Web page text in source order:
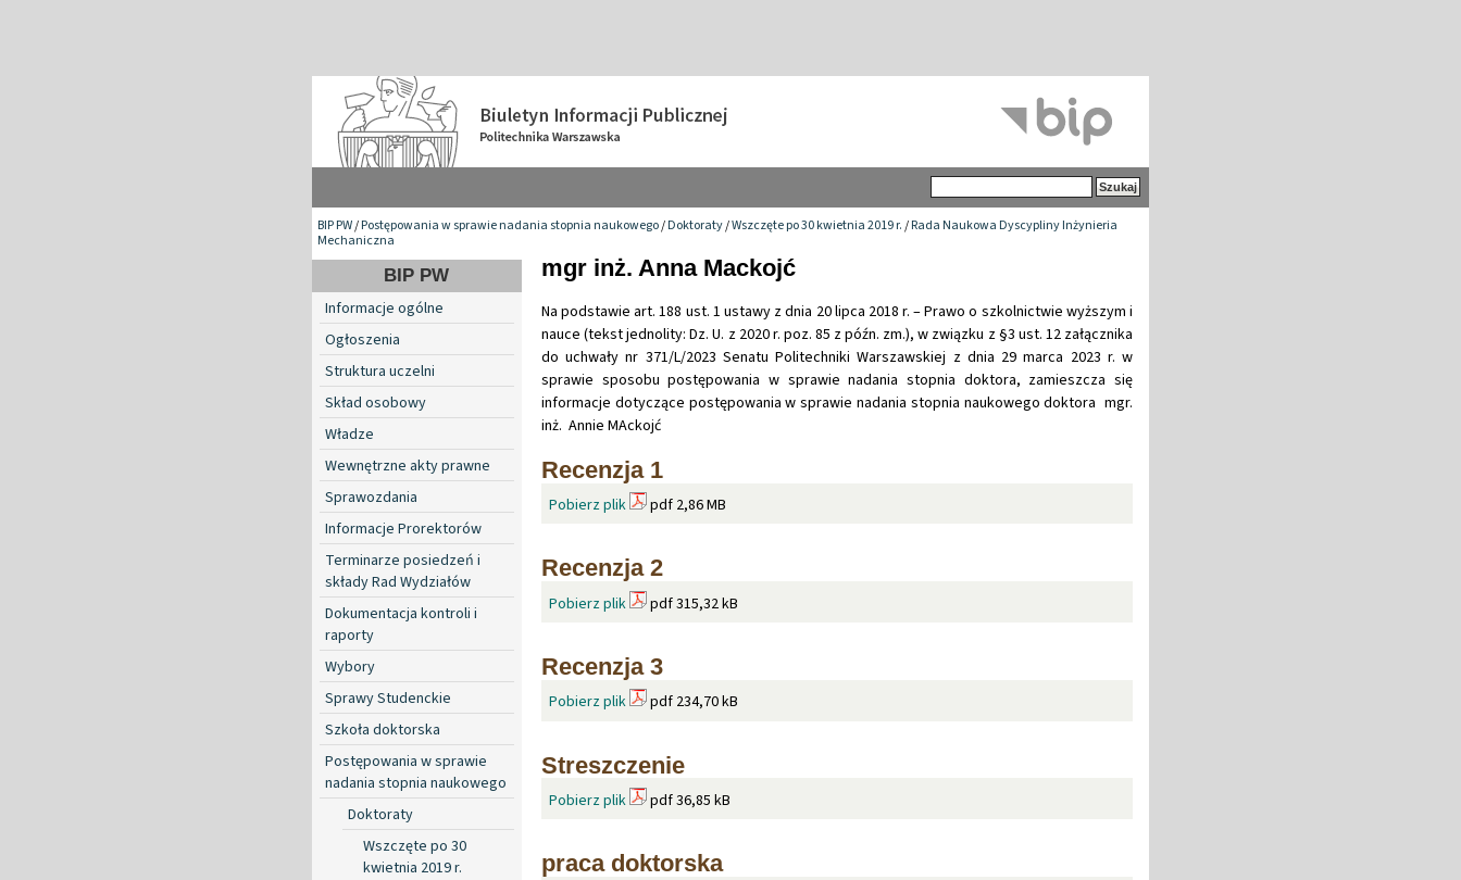
BIP PW/Postępowania w sprawie nadania stopnia naukowego/Doktoraty/Wszczęte po 30 kwietnia 2019 r./Rada Naukowa Dyscypliny Inżynieria
Mechaniczna
BIP PW
Informacje ogólne
Ogłoszenia
Struktura uczelni
Skład osobowy
Władze
Wewnętrzne akty prawne
Sprawozdania
Informacje Prorektorów
Terminarze posiedzeń i
składy Rad Wydziałów
Dokumentacja kontroli i
raporty
Wybory
Sprawy Studenckie
Szkoła doktorska
Postępowania w sprawie
nadania stopnia naukowego
Doktoraty
Wszczęte po 30
kwietnia 2019 r.
mgr inż. Anna Mackojć
Na podstawie art. 188 ust. 1 ustawy z dnia 20 lipca 2018 r. – Prawo o szkolnictwie wyższym i
nauce (tekst jednolity: Dz. U. z 2020 r. poz. 85 z późn. zm.), w związku z §3 ust. 12 załącznika
do uchwały nr 371/L/2023 Senatu Politechniki Warszawskiej z dnia 29 marca 2023 r. w
sprawie sposobu postępowania w sprawie nadania stopnia doktora, zamieszcza się
informacje dotyczące postępowania w sprawie nadania stopnia naukowego doktora mgr.
inż. Annie MAckojć
Recenzja 1
Pobierz plik pdf 2,86 MB
Recenzja 2
Pobierz plik pdf 315,32 kB
Recenzja 3
Pobierz plik pdf 234,70 kB
Streszczenie
Pobierz plik pdf 36,85 kB
praca doktorska